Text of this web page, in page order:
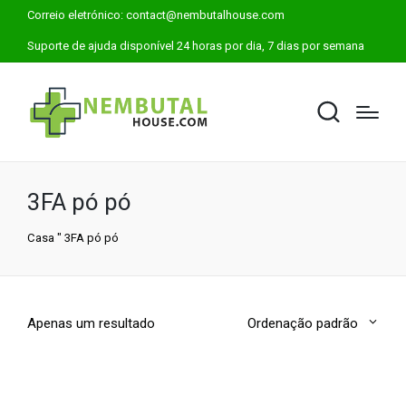
Correio eletrónico: contact@nembutalhouse.com
Suporte de ajuda disponível 24 horas por dia, 7 dias por semana
3FA pó pó
Casa " 3FA pó pó
Apenas um resultado Ordenação padrão